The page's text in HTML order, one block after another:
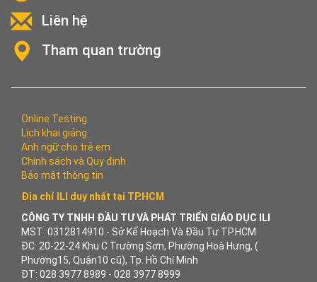
Liên hệ
Tham quan trường
Online Testing
Lịch khai giảng
Anh ngữ cho trẻ em
Chính sách và Quy định
Bảo mật thông tin
Địa chỉ ILI duy nhất tại TP.HCM
CÔNG TY TNHH ĐẦU TƯ VÀ PHÁT TRIỂN GIÁO DỤC ILI
MST: 0312814910 - Sở Kế Hoạch Và Đầu Tư TP.HCM
ĐC: 20-22-24 Khu C Trường Sơn, Phường Hoà Hưng, (
Phường15, Quận10 cũ), Tp. Hồ Chí Minh
ĐT: 028 3977 8989 - 028 3977 8999